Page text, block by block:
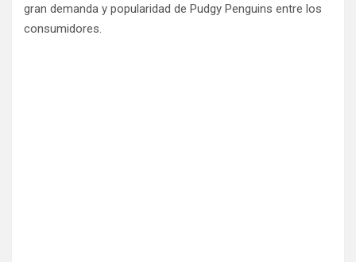
gran demanda y popularidad de Pudgy Penguins entre los
consumidores.